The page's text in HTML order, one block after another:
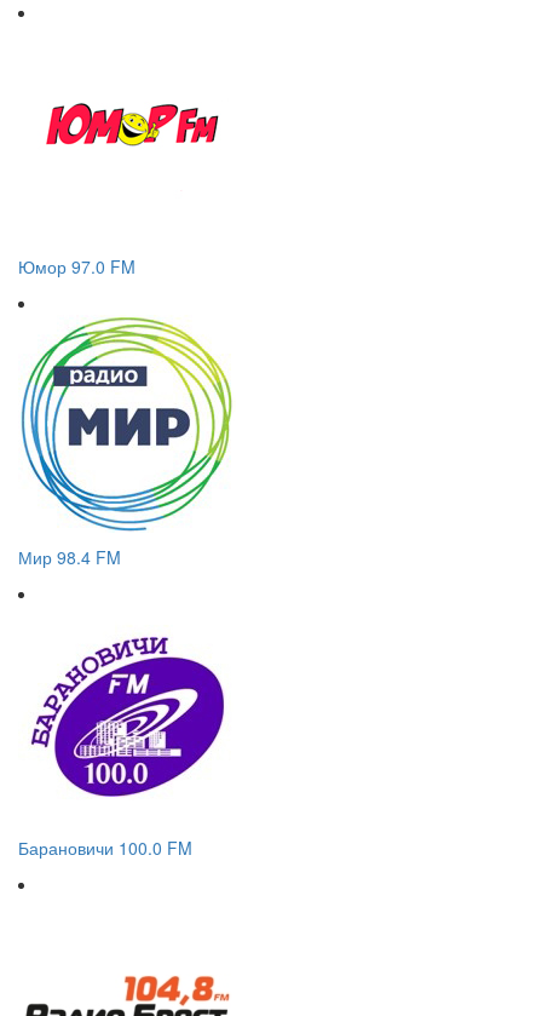
Юмор 97.0 FM
Мир 98.4 FM
Барановичи 100.0 FM